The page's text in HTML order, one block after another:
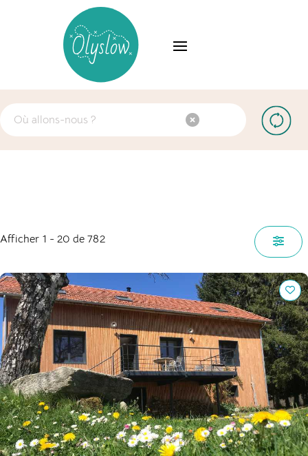
Afficher 1 - 20 de 782
The grange in the Cantal : Habiter la nature, respirer le
Cantal